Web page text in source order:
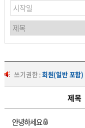
쓰기권한 :회원(일반 포함)
제목
안녕하세요